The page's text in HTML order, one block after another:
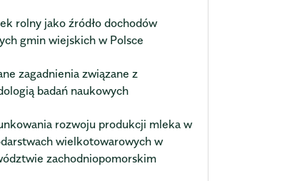
rolny jako źródło dochodów
gmin wiejskich w Polsce
zagadnienia związane z
badań naukowych
rozwoju produkcji mleka w
wielkotowarowych w
zachodniopomorskim